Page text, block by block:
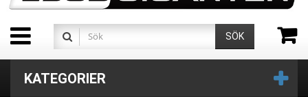
SÖK
KATEGORIER